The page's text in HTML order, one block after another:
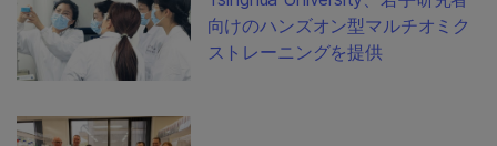
向けのハンズオン型マルチオミク
ストレーニングを提供